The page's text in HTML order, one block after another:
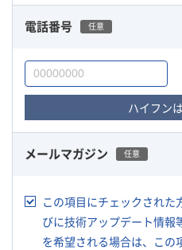
電話番号 任意
ハイフン
メールマガジン 任意
この項目にチェックされた
びに技術アップデート情報
を希望される場合は、この